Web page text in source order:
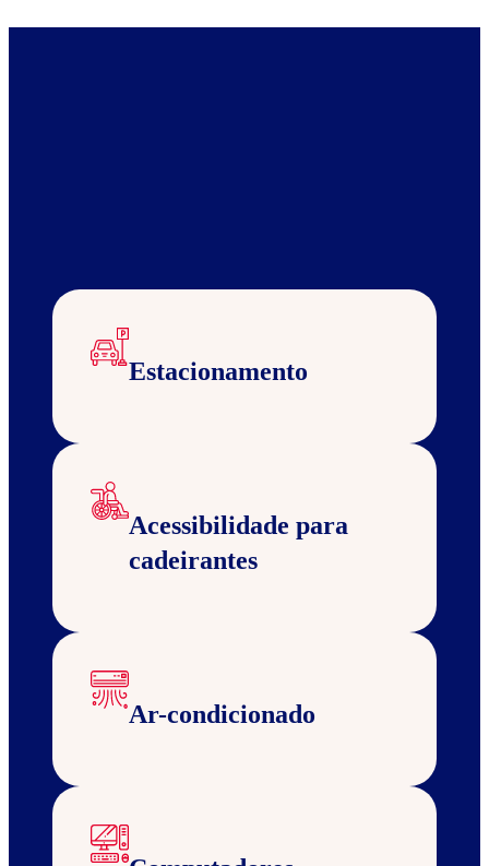
Estacionamento
Acessibilidade para
cadeirantes
Ar-condicionado